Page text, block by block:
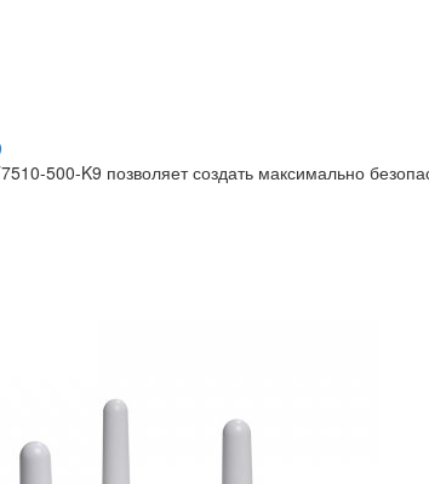
500-K9 позволяет создать максимально